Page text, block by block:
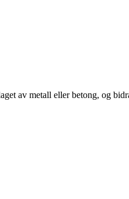
av metall eller betong, og